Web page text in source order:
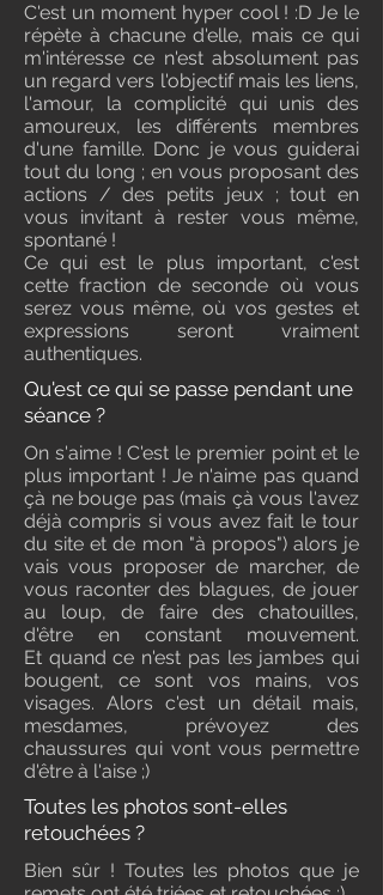
C'est un moment hyper cool ! :D Je le
répète à chacune d'elle, mais ce qui
m'intéresse ce n'est absolument pas
un regard vers l'objectif mais les liens,
l'amour, la complicité qui unis des
amoureux, les différents membres
d'une famille. Donc je vous guiderai
tout du long ; en vous proposant des
actions / des petits jeux ; tout en
vous invitant à rester vous même,
spontané !
Ce qui est le plus important, c'est
cette fraction de seconde où vous
serez vous même, où vos gestes et
expressions seront vraiment
authentiques.
Qu'est ce qui se passe pendant une
séance ?
On s'aime ! C'est le premier point et le
plus important ! Je n'aime pas quand
çà ne bouge pas (mais çà vous l'avez
déjà compris si vous avez fait le tour
du site et de mon "à propos") alors je
vais vous proposer de marcher, de
vous raconter des blagues, de jouer
au loup, de faire des chatouilles,
d'être en constant mouvement.
Et quand ce n'est pas les jambes qui
bougent, ce sont vos mains, vos
visages. Alors c'est un détail mais,
mesdames, prévoyez des
chaussures qui vont vous permettre
d'être à l'aise ;)
Toutes les photos sont-elles
retouchées ?
Bien sûr ! Toutes les photos que je